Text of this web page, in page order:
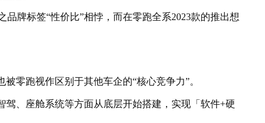
牌标签“性价比”相悖，而在零跑全系2023款的推出想
零跑视作区别于其他车企的“核心竞争力”。
驾、座舱系统等方面从底层开始搭建，实现「软件+硬